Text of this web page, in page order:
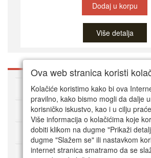
Dodaj u korpu
Više detalja
O DVD Zoni
Kako kupovati online
Korisnički servis
Način plaćanja
Ova web stranica koristi
Kolačiće koristimo kako bi ova
pravilno, kako bismo mogli da dalje
korisničko iskustvo, kao i u cilju
Više informacija o kolačićima koje
dobiti klikom na dugme "Prikaži
dugme "Slažem se" ili nastavkom
internet stranica smatramo da se